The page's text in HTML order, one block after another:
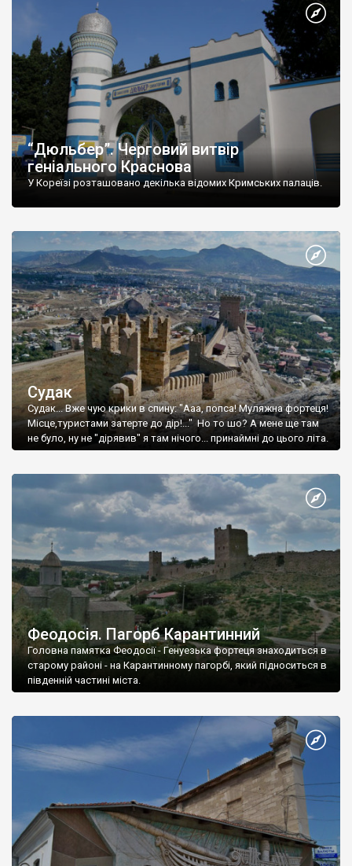
“Дюльбер”. Черговий витвір
геніального Краснова
У Кореїзі розташовано декілька відомих Кримських палаців.
Судак
Судак... Вже чую крики в спину: "Ааа, попса! Муляжна фортеця!
Місце,туристами затерте до дір!..." Но то шо? А мене ще там
не було, ну не "дірявив" я там нічого... принаймні до цього літа.
Феодосія. Пагорб Карантинний
Головна памятка Феодосії - Генуезька фортеця знаходиться в
старому районі - на Карантинному пагорбі, який підноситься в
південній частині міста.